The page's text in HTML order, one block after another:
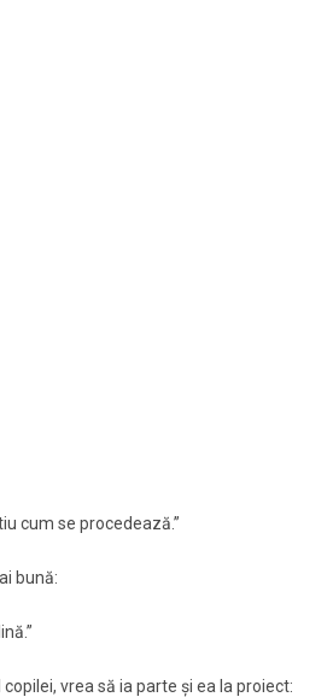
cum se procedează.”
bună:
vrea să ia parte și ea la proiect: